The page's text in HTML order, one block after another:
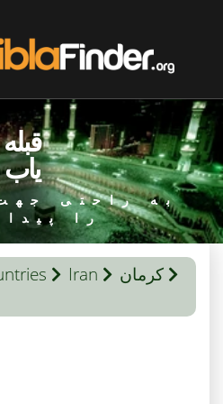
قبله
یاب
به راحتی
را پیدا
Iran
کرمان